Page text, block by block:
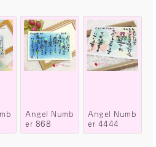
Angel Numb
er 868
Angel Numb
er 4444